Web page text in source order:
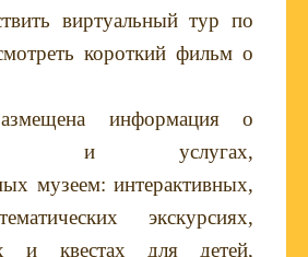
виртуальный тур по
короткий фильм о
информация о
и услугах,
музеем: интерактивных,
экскурсиях,
и квестах для детей,